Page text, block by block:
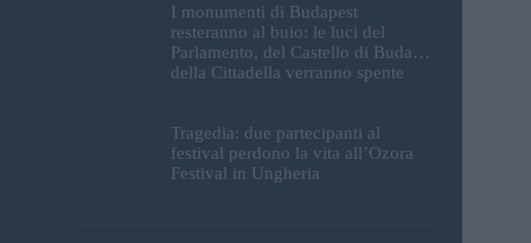
I monumenti di Budapest
resteranno al buio: le luci del
Parlamento, del Castello di Buda e
della Cittadella verranno spente
Tragedia: due partecipanti al
festival perdono la vita all’Ozora
Festival in Ungheria